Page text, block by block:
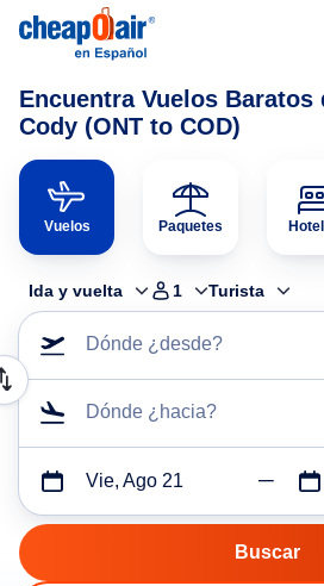
Encuentra Vuelos Baratos
Cody (ONT to COD)
Vuelos Paquetes
Ida y vuelta 1 Turista
Dónde ¿desde?
Dónde ¿hacia?
Vie, Ago 21